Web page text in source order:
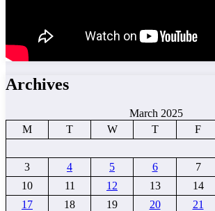
Archives
March 2025
M
T W T F
3
4 5 6 7
10
11 12 13 14
17
18 19 20 21